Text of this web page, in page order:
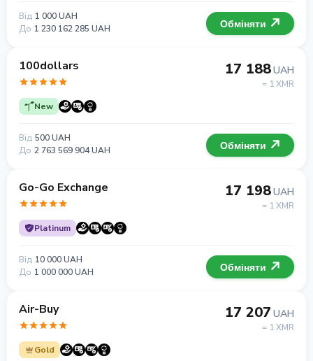
Від 1 000 UAH
До 1 230 162 285 UAH Обміняти
100dollars
New
17 188UAH
= 1 XMR
Від 500 UAH
До 2 763 569 904 UAH Обміняти
Go-Go Exchange
Platinum
17 198UAH
= 1 XMR
Від 10 000 UAH
До 1 000 000 UAH Обміняти
Air-Buy
Gold
17 207 UAH
= 1 XMR